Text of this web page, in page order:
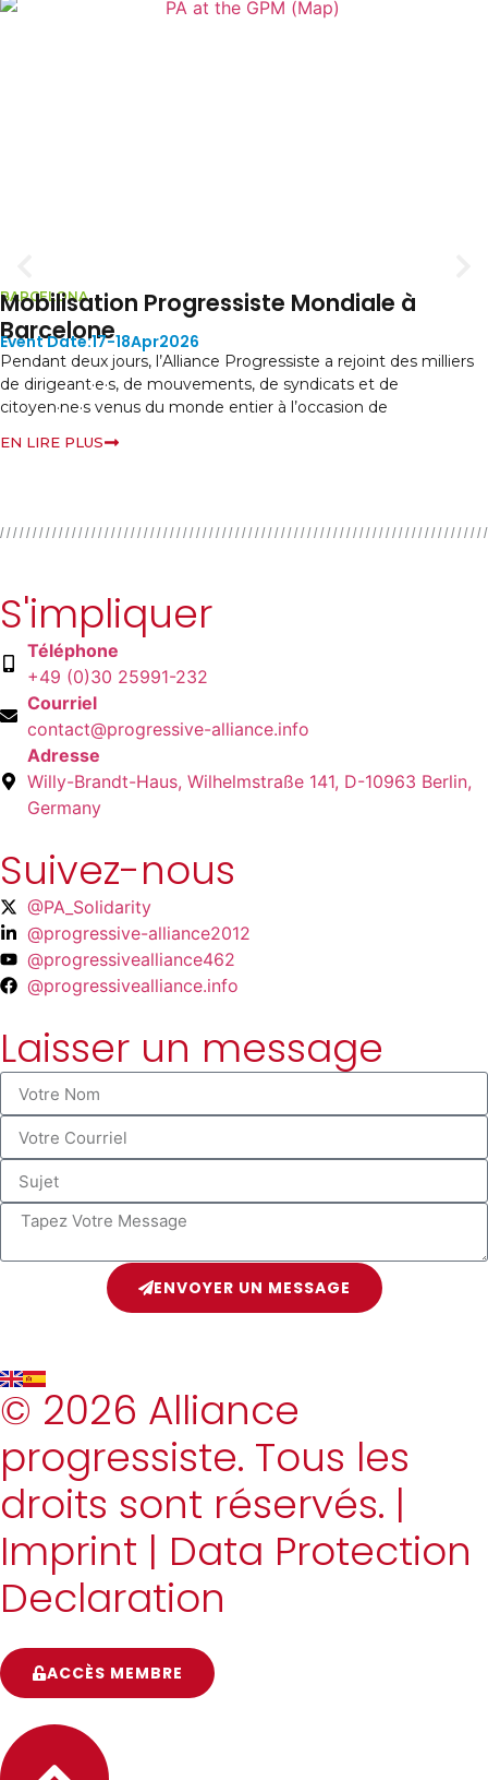
Progressiste Mondiale à
17-18Apr2026
deux jours, l’Alliance Progressiste a rejoint des milliers
dirigeant·e·s, de mouvements, de syndicats et de
venus du monde entier à l’occasion de
LIRE PLUS
S'impliquer
Téléphone
+49 (0)30 25991-232
Courriel
contact@progressive-alliance.info
Adresse
Willy-Brandt-Haus, Wilhelmstraße 141, D-10963 Berlin,
Germany
Suivez-nous
@PA_Solidarity
@progressive-alliance2012
@progressivealliance462
@progressivealliance.info
Laisser un message
ENVOYER UN MESSAGE
© 2026 Alliance
progressiste. Tous les
droits sont réservés. |
Imprint | Data Protection
Declaration
ACCÈS MEMBRE